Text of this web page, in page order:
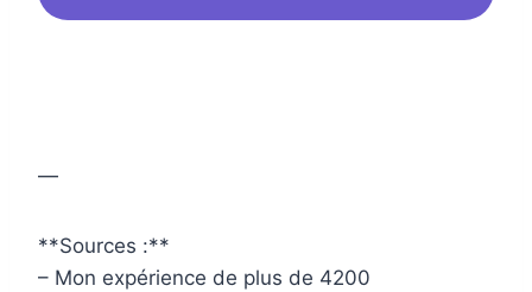
—
**Sources :**
– Mon expérience de plus de 4200